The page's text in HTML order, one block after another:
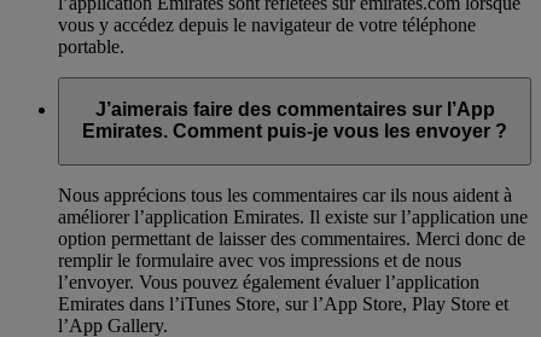
vous y accédez depuis le navigateur de votre téléphone
portable.
J’aimerais faire des commentaires sur l’App
Emirates. Comment puis-je vous les envoyer ?
Nous apprécions tous les commentaires car ils nous aident à
améliorer l’application Emirates. Il existe sur l’application une
option permettant de laisser des commentaires. Merci donc de
remplir le formulaire avec vos impressions et de nous
l’envoyer. Vous pouvez également évaluer l’application
Emirates dans l’iTunes Store, sur l’App Store, Play Store et
l’App Gallery.